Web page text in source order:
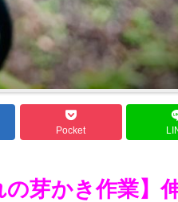
Pocket
芽かき作業】